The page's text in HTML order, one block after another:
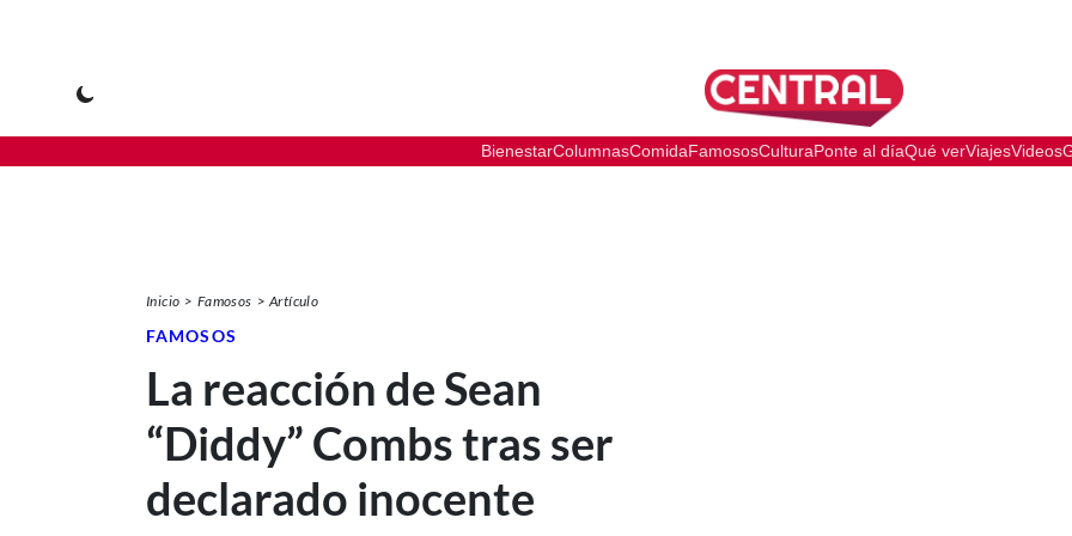
BienestarColumnasComidaFamososCulturaPonte al díaQué verViajesVideos
Inicio Famosos Artículo
FAMOSOS
La reacción de Sean
“Diddy” Combs tras ser
declarado inocente